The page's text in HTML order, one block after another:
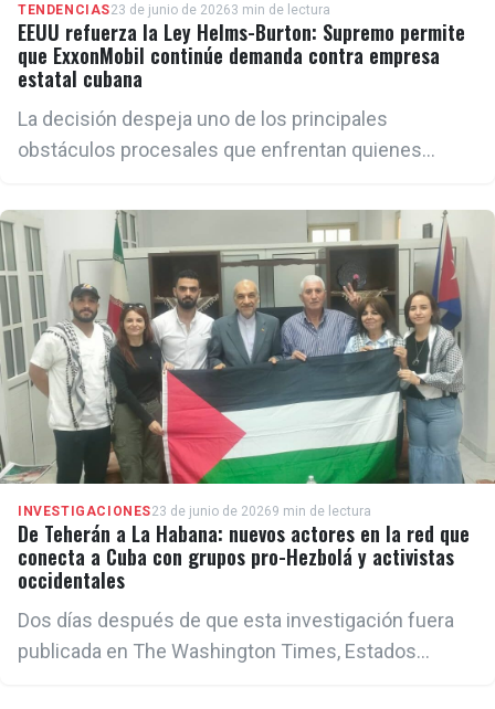
TENDENCIAS23 de junio de 20263 min de lectura
EEUU refuerza la Ley Helms-Burton: Supremo permite
que ExxonMobil continúe demanda contra empresa
estatal cubana
La decisión despeja uno de los principales
obstáculos procesales que enfrentan quienes
nacionalizadas por el régimen cubano a partir de
1959.
INVESTIGACIONES23 de junio de 20269 min de lectura
De Teherán a La Habana: nuevos actores en la red que
conecta a Cuba con grupos pro-Hezbolá y activistas
occidentales
Dos días después de que esta investigación fuera
publicada en The Washington Times, Estados